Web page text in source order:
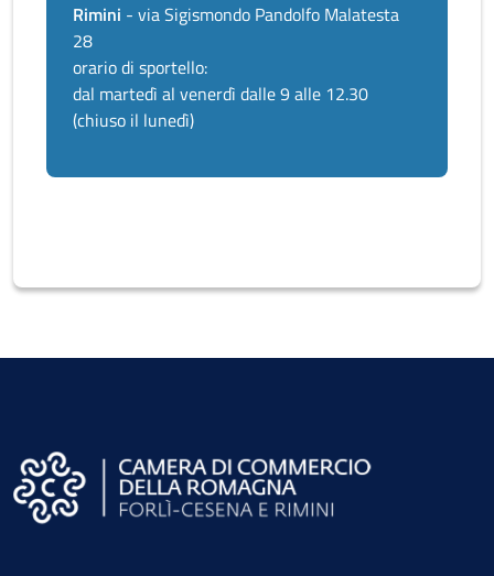
Rimini - via Sigismondo Pandolfo Malatesta
28
orario di sportello:
dal martedì al venerdì dalle 9 alle 12.30
(chiuso il lunedì)